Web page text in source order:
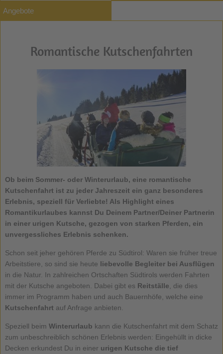
Angebote
Romantische Kutschenfahrten
Ob beim Sommer- oder Winterurlaub, eine romantische
Kutschenfahrt ist zu jeder Jahreszeit ein ganz besonderes
Erlebnis, speziell für Verliebte! Als Highlight eines
Romantikurlaubes kannst Du Deinem Partner/Deiner Partnerin
in einer urigen Kutsche, gezogen von starken Pferden, ein
unvergessliches Erlebnis schenken.
Schon seit jeher gehören Pferde zu Südtirol: Waren sie früher treue
Arbeitstiere, so sind sie heute liebevolle Begleiter bei Ausflügen
in die Natur. In zahlreichen Ortschaften Südtirols werden Fahrten
mit der Kutsche angeboten. Dabei gibt es Reitställe , die dies
immer im Programm haben und auch Bauernhöfe, welche eine
Kutschenfahrt auf Anfrage anbieten.
Speziell beim Winterurlaub kann die Kutschenfahrt mit dem Schatz
zum unbeschreiblich schönen Erlebnis werden: Eingehüllt in dicke
Decken erkundest Du in einer urigen Kutsche die tief